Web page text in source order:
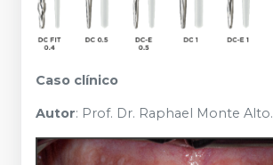
Caso clínico
Autor: Prof. Dr. Raphael Monte Alto.